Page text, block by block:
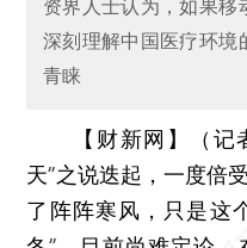
资界人士认为，如果移
深刻理解中国医疗环境
青睐
【财新网】（记
天”之说迭起，一度倍
了阵阵寒风，只是这